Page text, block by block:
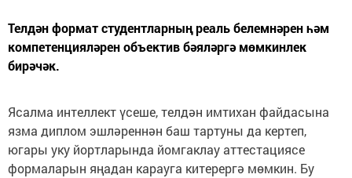
Телдән формат студентларның реаль белемнәрен һәм
компетенцияләрен объектив бәяләргә мөмкинлек
бирәчәк.
Ясалма интеллект үсеше, телдән имтихан файдасына
язма диплом эшләреннән баш тартуны да кертеп,
югары уку йортларында йомгаклау аттестациясе
формаларын яңадан карауга китерергә мөмкин. Бу